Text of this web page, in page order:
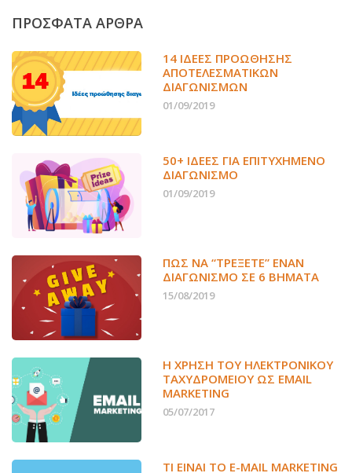
ΠΡΟΣΦΑΤΑ ΑΡΘΡΑ
14 ΙΔΈΕΣ ΠΡΟΏΘΗΣΗΣ
ΑΠΟΤΕΛΕΣΜΑΤΙΚΏΝ
ΔΙΑΓΩΝΙΣΜΏΝ
01/09/2019
50+ ΙΔΕΕΣ ΓΙΑ ΕΠΙΤΥΧΗΜΕΝΟ
ΔΙΑΓΩΝΙΣΜΟ
01/09/2019
ΠΏΣ ΝΑ “ΤΡΈΞΕΤΕ” ΈΝΑΝ
ΔΙΑΓΩΝΙΣΜΌ ΣΕ 6 ΒΉΜΑΤΑ
15/08/2019
Η ΧΡΉΣΗ ΤΟΥ ΗΛΕΚΤΡΟΝΙΚΟΎ
ΤΑΧΥΔΡΟΜΕΊΟΥ ΩΣ EMAIL
MARKETING
05/07/2017
ΤΙ ΕΊΝΑΙ ΤΟ E-MAIL MARKETING